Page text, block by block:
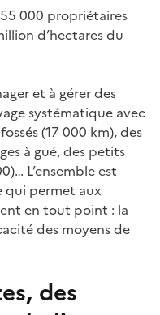
000 propriétaires
d’hectares du
et à gérer des
systématique avec
(17 000 km), des
à gué, des petits
L’ensemble est
qui permet aux
en tout point : la
des moyens de
des